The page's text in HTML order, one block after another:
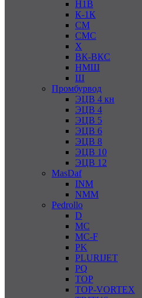
Н1В
К-1К
СМ
СМС
Х
ВК-ВКС
НМШ
Ш
Промбурвод
ЭЦВ 4 кн
ЭЦВ 4
ЭЦВ 5
ЭЦВ 6
ЭЦВ 8
ЭЦВ 10
ЭЦВ 12
MasDaf
INM
NMM
Pedrollo
D
MC
MC-F
PK
PLURIJET
PQ
TOP
TOP-VORTEX